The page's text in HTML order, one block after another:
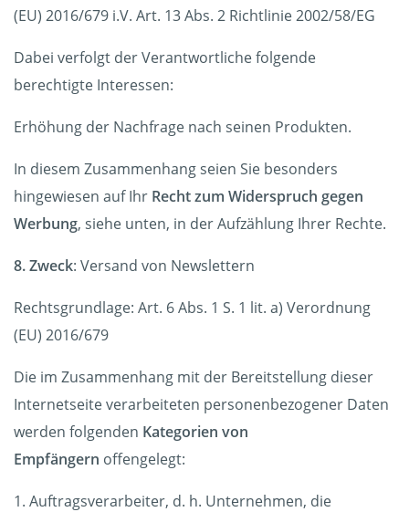
(EU) 2016/679 i.V. Art. 13 Abs. 2 Richtlinie 2002/58/EG
Dabei verfolgt der Verantwortliche folgende
berechtigte Interessen:
Erhöhung der Nachfrage nach seinen Produkten.
In diesem Zusammenhang seien Sie besonders
hingewiesen auf Ihr Recht zum Widerspruch gegen
Werbung, siehe unten, in der Aufzählung Ihrer Rechte.
8. Zweck: Versand von Newslettern
Rechtsgrundlage: Art. 6 Abs. 1 S. 1 lit. a) Verordnung
(EU) 2016/679
Die im Zusammenhang mit der Bereitstellung dieser
Internetseite verarbeiteten personenbezogener Daten
werden folgenden Kategorien von
Empfängern offengelegt:
1. Auftragsverarbeiter, d. h. Unternehmen, die